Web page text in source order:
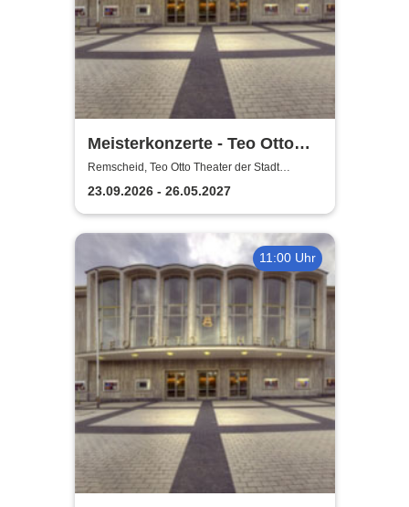
Meisterkonzerte - Teo Otto
Theater der Stadt Remscheid
Remscheid, Teo Otto Theater der Stadt
Remscheid
23.09.2026 - 26.05.2027
11:00 Uhr